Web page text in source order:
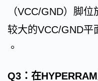
（VCC/GND）脚
较大的VCC/GND平
。
Q3：在